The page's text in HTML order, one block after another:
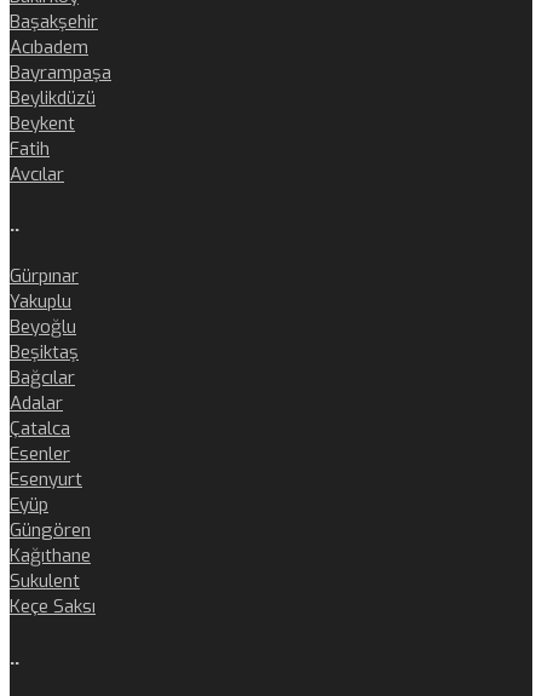
Başakşehir
Acıbadem
Bayrampaşa
Beylikdüzü
Beykent
Fatih
Avcılar
..
Gürpınar
Yakuplu
Beyoğlu
Beşiktaş
Bağcılar
Adalar
Çatalca
Esenler
Esenyurt
Eyüp
Güngören
Kağıthane
Sukulent
Keçe Saksı
..